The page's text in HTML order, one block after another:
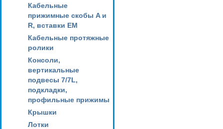
Кабельные
прижимные скобы A и
R, вставки EM
Кабельные протяжные
ролики
Консоли,
вертикальные
подвесы 7/7L,
подкладки,
профильные прижимы
Крышки
Лотки